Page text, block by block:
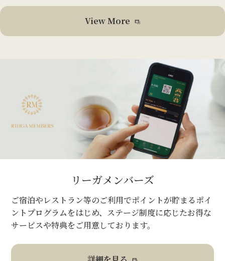
View More
リーガメンバーズ
ご宿泊やレストラン等のご利用でポイントが貯まるポイ
ントプログラムをはじめ、ステージ制度に応じたお得な
サービスや特典をご用意しております。